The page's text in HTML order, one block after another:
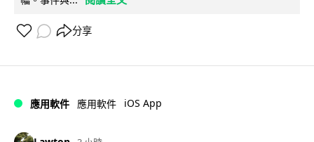
分享
應用軟件 應用軟件 iOS App